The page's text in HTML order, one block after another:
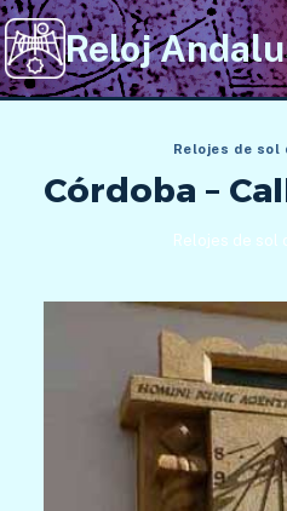
Saltar
al
contenido
Reloj
Relojes de sol
Córdoba –
Relojes de sol